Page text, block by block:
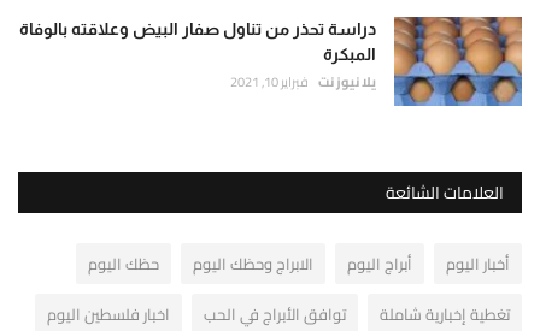
دراسة تحذر من تناول صفار البيض وعلاقته بالوفاة
المبكرة
يلا نيوز نت فبراير 10, 2021
العلامات الشائعة
أخبار اليوم أبراج اليوم الابراج وحظك اليوم
حظك اليوم
تغطية إخبارية شاملة
توافق الأبراج في الحب
اخبار فلسطين اليوم